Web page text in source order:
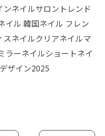
ネイルサロントレンド
イル 韓国ネイル フレン
ネイルクリアネイルマ
ラーネイルショートネイ
ザイン2025